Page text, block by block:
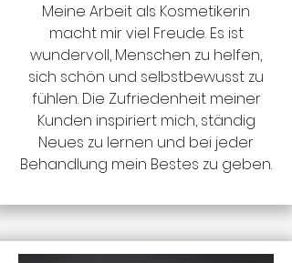
Meine Arbeit als Kosmetikerin
macht mir viel Freude. Es ist
wundervoll, Menschen zu helfen,
sich schön und selbstbewusst zu
fühlen. Die Zufriedenheit meiner
Kunden inspiriert mich, ständig
Neues zu lernen und bei jeder
Behandlung mein Bestes zu geben.